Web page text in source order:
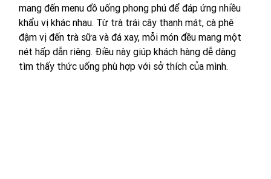
mang đến menu đồ uống phong phú để đáp ứng nhiều
khẩu vị khác nhau. Từ trà trái cây thanh mát, cà phê
đậm vị đến trà sữa và đá xay, mỗi món đều mang một
nét hấp dẫn riêng. Điều này giúp khách hàng dễ dàng
tìm thấy thức uống phù hợp với sở thích của mình.